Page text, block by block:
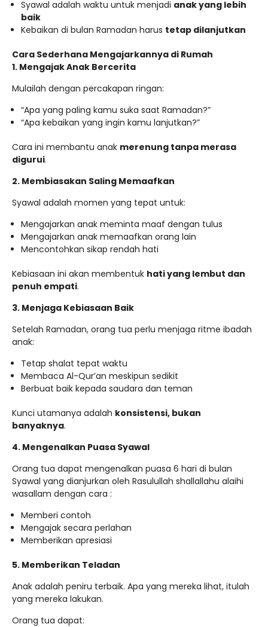
Syawal adalah waktu untuk menjadi anak yang lebih
baik
Kebaikan di bulan Ramadan harus tetap dilanjutkan
Cara Sederhana Mengajarkannya di Rumah
1. Mengajak Anak Bercerita
Mulailah dengan percakapan ringan:
“Apa yang paling kamu suka saat Ramadan?”
“Apa kebaikan yang ingin kamu lanjutkan?”
Cara ini membantu anak merenung tanpa merasa
digurui.
2. Membiasakan Saling Memaafkan
Syawal adalah momen yang tepat untuk:
Mengajarkan anak meminta maaf dengan tulus
Mengajarkan anak memaafkan orang lain
Mencontohkan sikap rendah hati
Kebiasaan ini akan membentuk hati yang lembut dan
penuh empati.
3. Menjaga Kebiasaan Baik
Setelah Ramadan, orang tua perlu menjaga ritme ibadah
anak:
Tetap shalat tepat waktu
Membaca Al-Qur’an meskipun sedikit
Berbuat baik kepada saudara dan teman
Kunci utamanya adalah konsistensi, bukan
banyaknya.
4. Mengenalkan Puasa Syawal
Orang tua dapat mengenalkan puasa 6 hari di bulan
Syawal yang dianjurkan oleh Rasulullah shallallahu alaihi
wasallam dengan cara :
Memberi contoh
Mengajak secara perlahan
Memberikan apresiasi
5. Memberikan Teladan
Anak adalah peniru terbaik. Apa yang mereka lihat, itulah
yang mereka lakukan.
Orang tua dapat: